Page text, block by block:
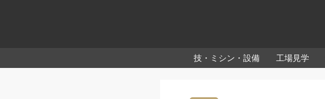
技・ミシン・設備 工場見学